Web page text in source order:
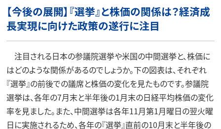
【今後の展開】『選挙』と株価の関係は？経済成
長実現に向けた政策の遂行に注目
注目される日本の参議院選挙や米国の中間選挙と、株価に
はどのような関係があるのでしょうか。下の図表は、それぞれ
『選挙』の前後での議席と株価の変化を見たものです。参議院
選挙は、各年の7月末と半年後の1月末の日経平均株価の変化
率を見ました。また、中間選挙は各年11月第1月曜日の翌火曜
日に実施されるため、各年の『選挙』直前の10月末と半年後の